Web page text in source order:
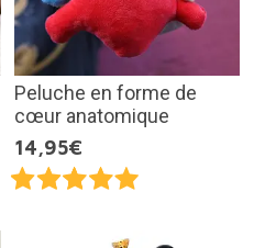
Peluche en forme de
cœur anatomique
14,95€